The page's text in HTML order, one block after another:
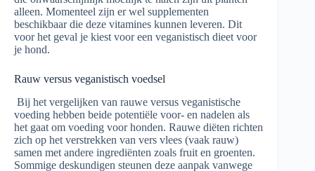
alleen. Momenteel zijn er wel supplementen
beschikbaar die deze vitamines kunnen leveren. Dit
voor het geval je kiest voor een veganistisch dieet voor
je hond.
Rauw versus veganistisch voedsel
Bij het vergelijken van rauwe versus veganistische
voeding hebben beide potentiële voor- en nadelen als
het gaat om voeding voor honden. Rauwe diëten richten
zich op het verstrekken van vers vlees (vaak rauw)
samen met andere ingrediënten zoals fruit en groenten.
Sommige deskundigen steunen deze aanpak vanwege